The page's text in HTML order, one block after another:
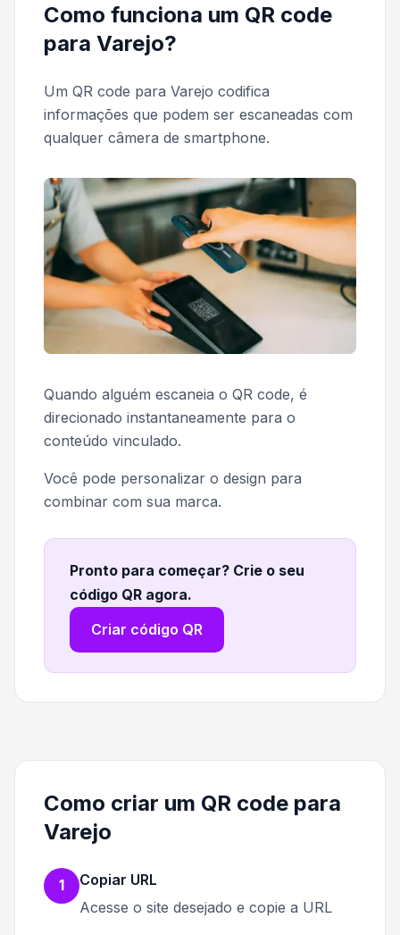
Como funciona um QR code
para Varejo?
Um QR code para Varejo codifica
informações que podem ser escaneadas com
qualquer câmera de smartphone.
Quando alguém escaneia o QR code, é
direcionado instantaneamente para o
conteúdo vinculado.
Você pode personalizar o design para
combinar com sua marca.
Pronto para começar? Crie o seu
código QR agora.
Criar código QR
Como criar um QR code para
Varejo
1
Copiar URL
Acesse o site desejado e copie a URL